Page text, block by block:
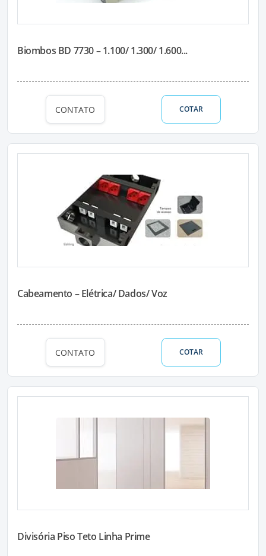
Biombos BD 7730 – 1.100/ 1.300/ 1.600...
CONTATO COTAR
Cabeamento – Elétrica/ Dados/ Voz
CONTATO COTAR
Divisória Piso Teto Linha Prime